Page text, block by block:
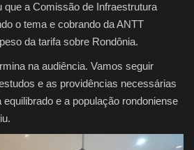
que a Comissão de Infraestrutura
o tema e cobrando da ANTT
da tarifa sobre Rondônia.
na audiência. Vamos seguir
e as providências necessárias
e a população rondoniense